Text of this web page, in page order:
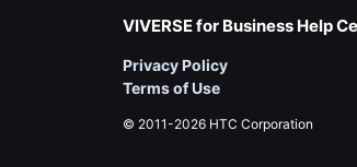
VIVERSE for Business Help
Privacy Policy
Terms of Use
© 2011-2026 HTC Corporation